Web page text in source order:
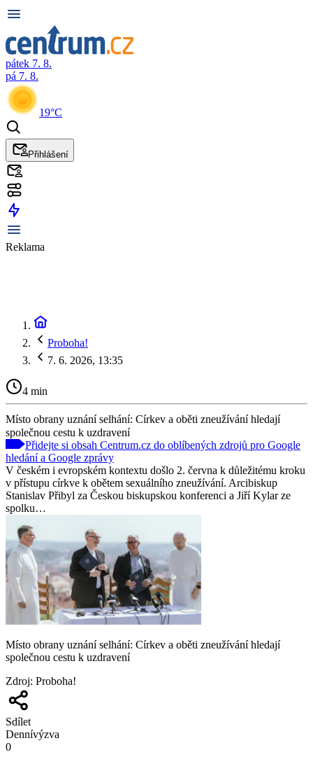
pátek 7. 8.
pá 7. 8.
19°C
Přihlášení
Reklama
Proboha!
7. 6. 2026, 13:35
4 min
Místo obrany uznání selhání: Církev a oběti zneužívání hledají
společnou cestu k uzdravení
Přidejte si obsah Centrum.cz do oblíbených zdrojů pro Google
hledání a Google zprávy
V českém i evropském kontextu došlo 2. června k důležitému kroku
v přístupu církve k obětem sexuálního zneužívání. Arcibiskup
Stanislav Přibyl za Českou biskupskou konferenci a Jiří Kylar ze
spolku…
Místo obrany uznání selhání: Církev a oběti zneužívání hledají
společnou cestu k uzdravení
Zdroj: Proboha!
Sdílet
Dennívýzva
0